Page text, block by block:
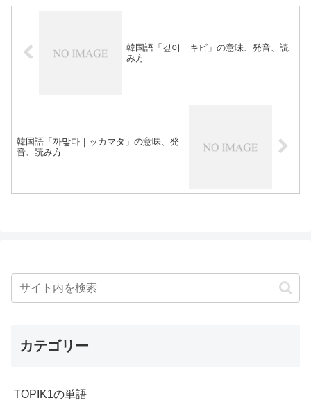
韓国語「깊이｜キピ」の意味、発音、読
み方
韓国語「까맣다｜ッカマタ」の意味、発
音、読み方
カテゴリー
TOPIK1の単語